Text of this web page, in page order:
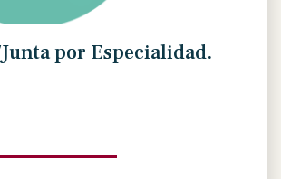
por Especialidad.